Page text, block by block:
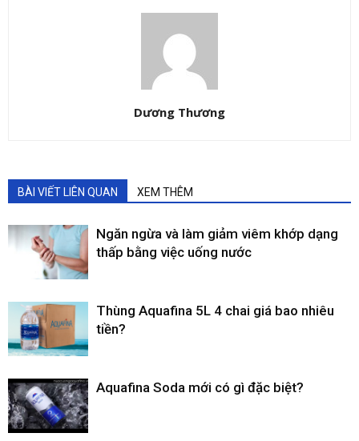
Dương Thương
BÀI VIẾT LIÊN QUAN XEM THÊM
Ngăn ngừa và làm giảm viêm khớp dạng
thấp bằng việc uống nước
Thùng Aquafina 5L 4 chai giá bao nhiêu
tiền?
Aquafina Soda mới có gì đặc biệt?